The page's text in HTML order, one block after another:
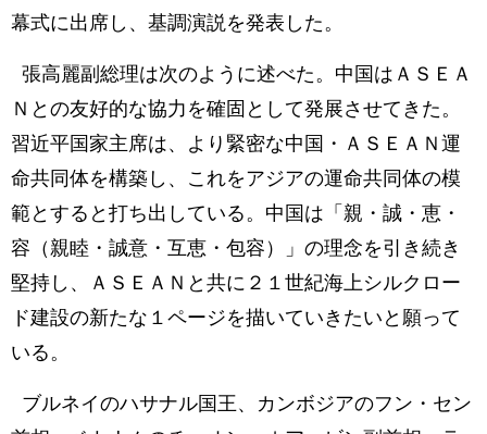
幕式に出席し、基調演説を発表した。
張高麗副総理は次のように述べた。中国はＡＳＥＡ
Ｎとの友好的な協力を確固として発展させてきた。
習近平国家主席は、より緊密な中国・ＡＳＥＡＮ運
命共同体を構築し、これをアジアの運命共同体の模
範とすると打ち出している。中国は「親・誠・恵・
容（親睦・誠意・互恵・包容）」の理念を引き続き
堅持し、ＡＳＥＡＮと共に２１世紀海上シルクロー
ド建設の新たな１ページを描いていきたいと願って
いる。
ブルネイのハサナル国王、カンボジアのフン・セン